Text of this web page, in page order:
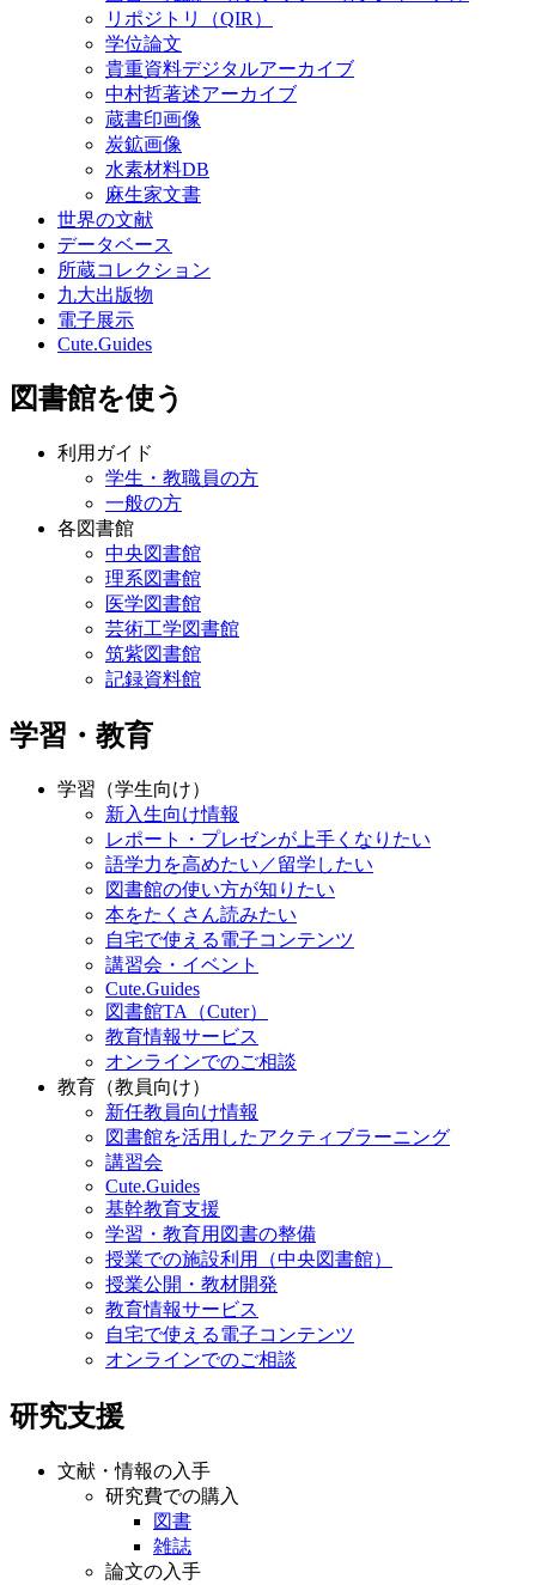
リポジトリ（QIR）
学位論文
貴重資料デジタルアーカイブ
中村哲著述アーカイブ
蔵書印画像
炭鉱画像
水素材料DB
麻生家文書
世界の文献
データベース
所蔵コレクション
九大出版物
電子展示
Cute.Guides
図書館を使う
利用ガイド
学生・教職員の方
一般の方
各図書館
中央図書館
理系図書館
医学図書館
芸術工学図書館
筑紫図書館
記録資料館
学習・教育
学習（学生向け）
新入生向け情報
レポート・プレゼンが上手くなりたい
語学力を高めたい／留学したい
図書館の使い方が知りたい
本をたくさん読みたい
自宅で使える電子コンテンツ
講習会・イベント
Cute.Guides
図書館TA（Cuter）
教育情報サービス
オンラインでのご相談
教育（教員向け）
新任教員向け情報
図書館を活用したアクティブラーニング
講習会
Cute.Guides
基幹教育支援
学習・教育用図書の整備
授業での施設利用（中央図書館）
授業公開・教材開発
教育情報サービス
自宅で使える電子コンテンツ
オンラインでのご相談
研究支援
文献・情報の入手
研究費での購入
図書
雑誌
論文の入手